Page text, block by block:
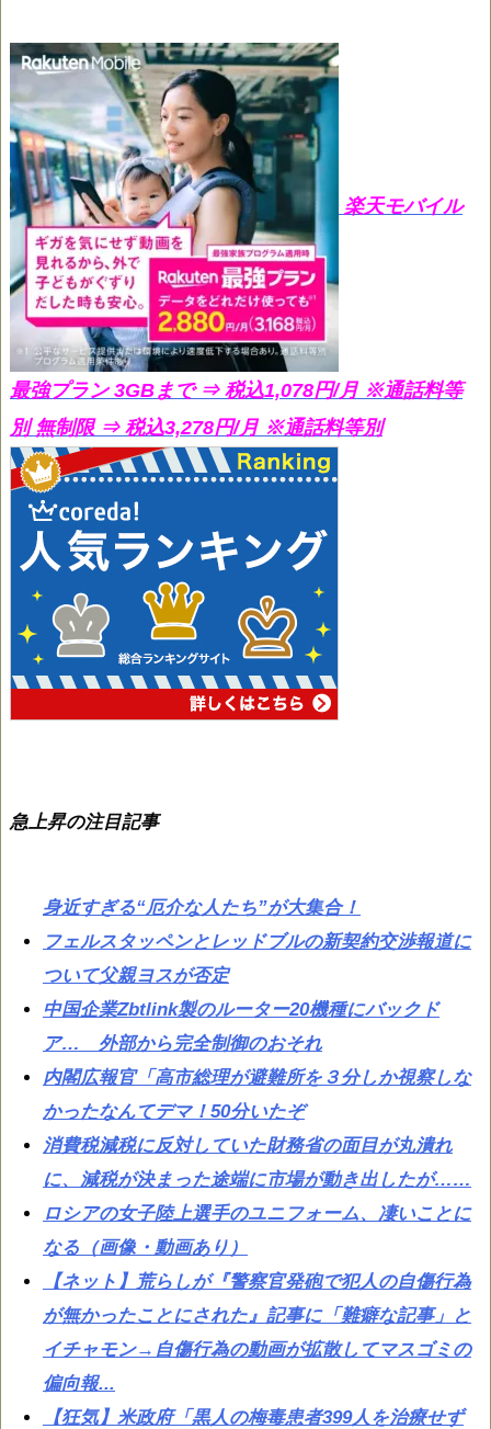
楽天モバイル
最強プラン 3GBまで ⇒ 税込1,078円/月 ※通話料等
別 無制限 ⇒ 税込3,278円/月 ※通話料等別
急上昇の注目記事
身近すぎる“厄介な人たち”が大集合！
フェルスタッペンとレッドブルの新契約交渉報道に
ついて父親ヨスが否定
中国企業Zbtlink製のルーター20機種にバックド
ア… 外部から完全制御のおそれ
内閣広報官「高市総理が避難所を３分しか視察しな
かったなんてデマ！50分いたぞ
消費税減税に反対していた財務省の面目が丸潰れ
に、減税が決まった途端に市場が動き出したが……
ロシアの女子陸上選手のユニフォーム、凄いことに
なる（画像・動画あり）
【ネット】荒らしが『警察官発砲で犯人の自傷行為
が無かったことにされた』記事に「難癖な記事」と
イチャモン→自傷行為の動画が拡散してマスゴミの
偏向報...
【狂気】米政府「黒人の梅毒患者399人を治療せず